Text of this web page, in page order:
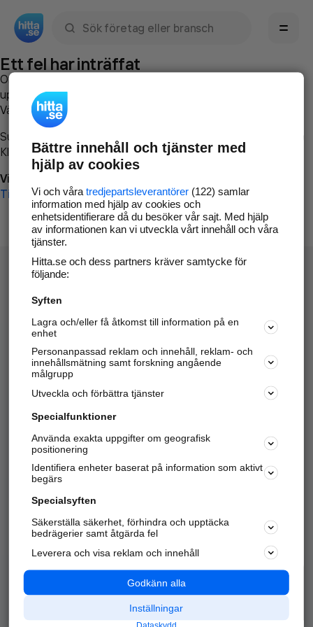
Ett fel har inträffat
Om du vill kan du
uppstod så att vi lättare och snabbare kan avhjälpa det.
Vänligen försök med följande:
Surfa till
Klicka påTillbaka-knappen i webbläsaren och försök igen
Vi beklagar besväret!
Till startsidan
Hitta.se - Gratis nummerupplysning.
Sök företag, personer och platser.
Hitta telefonnummer, adresser, företagsinfo mm.
Marknadsför företaget
Kom igång och annonsera mot
samarbetspartners nära dig.
Alla kategorier
Populära sökningar
API & Kartor
Annonsera
Integritet
Nödnummer
Bättre innehåll och tjänster med
hjälp av cookies
Vi och våra tredjepartsleverantörer(122) samlar
information med hjälp av cookies och
enhetsidentifierare då du besöker vår sajt. Med hjälp
av informationen kan vi utveckla vårt innehåll och våra
tjänster.
Hitta.se och dess partners kräver samtycke för
följande:
Syften
Lagra och/eller få åtkomst till information på en
enhet
Personanpassad reklam och innehåll, reklam- och
innehållsmätning samt forskning angående
målgrupp
Utveckla och förbättra tjänster
Specialfunktioner
Använda exakta uppgifter om geografisk
positionering
Identifiera enheter baserat på information som aktivt
begärs
Specialsyften
Säkerställa säkerhet, förhindra och upptäcka
bedrägerier samt åtgärda fel
Leverera och visa reklam och innehåll
Godkänn alla
Inställningar
Dataskydd